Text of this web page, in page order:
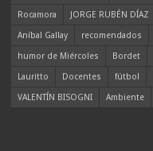
Rocamora
JORGE RUBÉN DÍAZ
Aníbal Gallay
recomendados
humor de Miércoles
Bordet
Lauritto
Docentes fútbol
VALENTÍN BISOGNI
Ambiente